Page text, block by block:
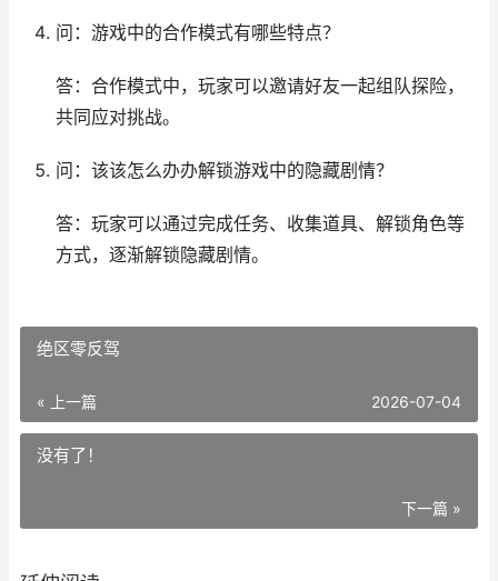
问：游戏中的合作模式有哪些特点？
答：合作模式中，玩家可以邀请好友一起组队探险，
共同应对挑战。
问：该该怎么办办解锁游戏中的隐藏剧情？
答：玩家可以通过完成任务、收集道具、解锁角色等
方式，逐渐解锁隐藏剧情。
绝区零反驾
« 上一篇 2026-07-04
没有了！
下一篇 »